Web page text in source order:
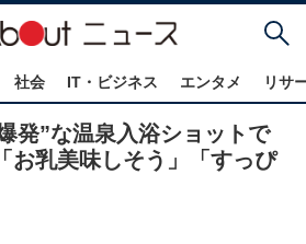
社会 IT・ビジネス エンタメ リサ
発”な温泉入浴ショットで
お乳美味しそう」「すっぴ